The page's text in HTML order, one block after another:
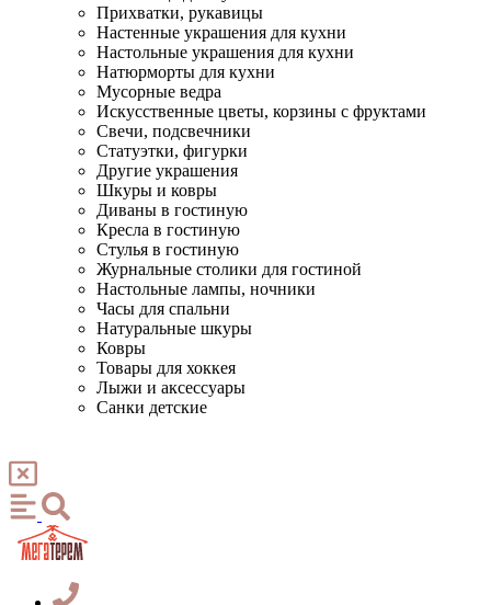
Прихватки, рукавицы
Настенные украшения для кухни
Настольные украшения для кухни
Натюрморты для кухни
Мусорные ведра
Искусственные цветы, корзины с фруктами
Свечи, подсвечники
Статуэтки, фигурки
Другие украшения
Шкуры и ковры
Диваны в гостиную
Кресла в гостиную
Стулья в гостиную
Журнальные столики для гостиной
Настольные лампы, ночники
Часы для спальни
Натуральные шкуры
Ковры
Товары для хоккея
Лыжи и аксессуары
Санки детские